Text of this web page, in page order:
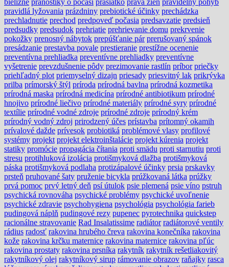
bielizne pranostiky o počasí prasiatko práva žien pravidelný pohyb
pravidlá lyžovania prázdniny prebiotické účinky prechádzka
prechladnutie prechod predpoveď počasia predsavzatie predsieň
predsudky predsudok prehriatie prehrievanie domu prekrvenie
pokožky prenosný nábytok prepúšťanie pár prerušovaný spánok
presádzanie prestavba povale prestieranie prestížne ocenenie
preventívna prehliadka preventívne prehliadky preventívne
vyšetrenie prevzdušnenie pôdy prezimovanie rastlín príbor priečky
priehľadný plot priemyselný dizajn priesady priesvitný lak prikrývka
prilba prímorský štýl príroda prírodná bavlna prírodná kozmetika
prírodná maska prírodná medicína prírodné antibiotikum prírodné
hnojivo prírodné liečivo prírodné materiály prírodné syry prírodné
textílie prírodné vodné zdroje prírodné zdroje prírodný krém
prírodný vodný zdroj prirodzený účes prístavba prítomný okamih
prívalové dažde prívesok probiotiká problémové vlasy profilové
systémy projekt projekt elektroinštalácie projekt kúrenia projekt
statiky promócie propagácia čítania proti smädu proti starnutiu proti
stresu protihluková izolácia protišmyková dlažba protišmyková
páska protišmyková podlaha protizápalové účinky prsia prskavky
prsteň pruhované šaty pruženie bicykla prúžkovaná látka prúžky
prvá pomoc prvý letný deň psí útulok psie plemená psie víno pstruh
psychická rovnováha psychické problémy psychické uvoľnenie
psychické zdravie psychohygiena psychológia psychológia farieb
pudingová náplň pudingové rezy pupenec pyrotechnika quickstep
racionálne stravovanie Rad Insalatissime radiátor radiátorové ventily
rádius radosť rakovina hrubého čreva rakovina konečníka rakovina
kože rakovina krčku maternice rakovina maternice rakovina pľúc
rakovina prostaty rakovina prsníka rakytník rakytník rešetliakovitý
rakytníkový olej rakytníkový sirup rámovanie obrazov raňajky rasca